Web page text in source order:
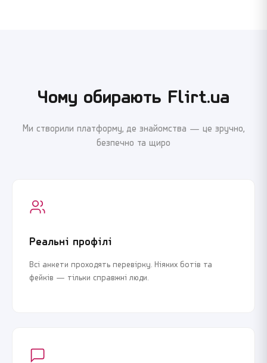
Продовжити реєстрацію
Чому обирають Flirt.ua
Ми створили платформу, де знайомства — це зручно,
безпечно та щиро
Реальні профілі
Всі анкети проходять перевірку. Ніяких ботів та
фейків — тільки справжні люди.
Продовжити реєстрацію